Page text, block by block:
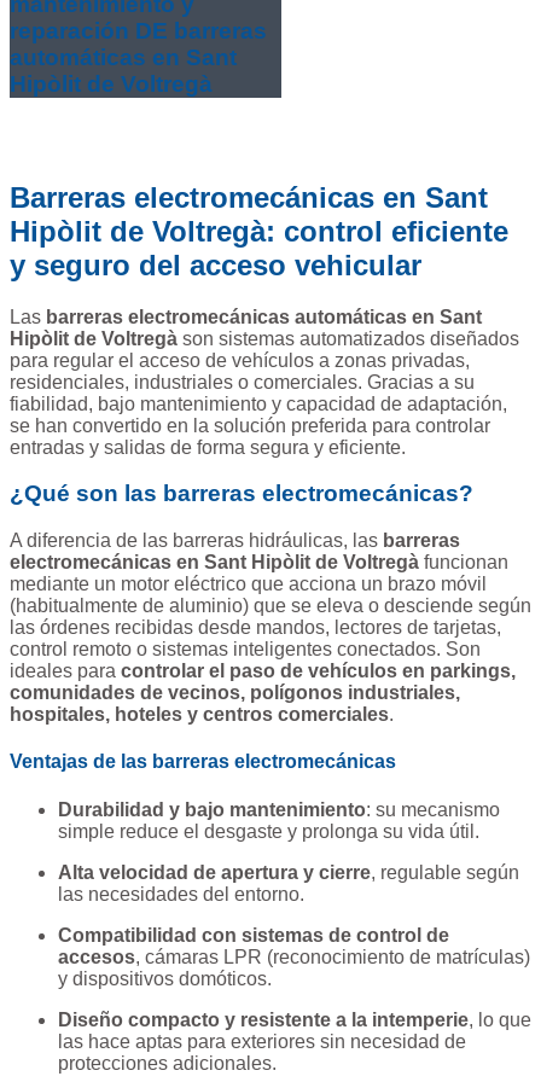
reparación DE barreras
automáticas en Sant
Hipòlit de Voltregà
Barreras electromecánicas en Sant
Hipòlit de Voltregà: control eficiente
y seguro del acceso vehicular
Las barreras electromecánicas automáticas en Sant
Hipòlit de Voltregà son sistemas automatizados diseñados
para regular el acceso de vehículos a zonas privadas,
residenciales, industriales o comerciales. Gracias a su
fiabilidad, bajo mantenimiento y capacidad de adaptación,
se han convertido en la solución preferida para controlar
entradas y salidas de forma segura y eficiente.
¿Qué son las barreras electromecánicas?
A diferencia de las barreras hidráulicas, las barreras
electromecánicas en Sant Hipòlit de Voltregà funcionan
mediante un motor eléctrico que acciona un brazo móvil
(habitualmente de aluminio) que se eleva o desciende según
las órdenes recibidas desde mandos, lectores de tarjetas,
control remoto o sistemas inteligentes conectados. Son
ideales para controlar el paso de vehículos en parkings,
comunidades de vecinos, polígonos industriales,
hospitales, hoteles y centros comerciales.
Ventajas de las barreras electromecánicas
Durabilidad y bajo mantenimiento: su mecanismo
simple reduce el desgaste y prolonga su vida útil.
Alta velocidad de apertura y cierre, regulable según
las necesidades del entorno.
Compatibilidad con sistemas de control de
accesos, cámaras LPR (reconocimiento de matrículas)
y dispositivos domóticos.
Diseño compacto y resistente a la intemperie, lo que
las hace aptas para exteriores sin necesidad de
protecciones adicionales.